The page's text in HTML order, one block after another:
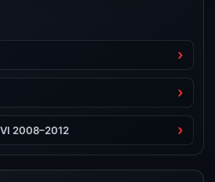
2008–2012